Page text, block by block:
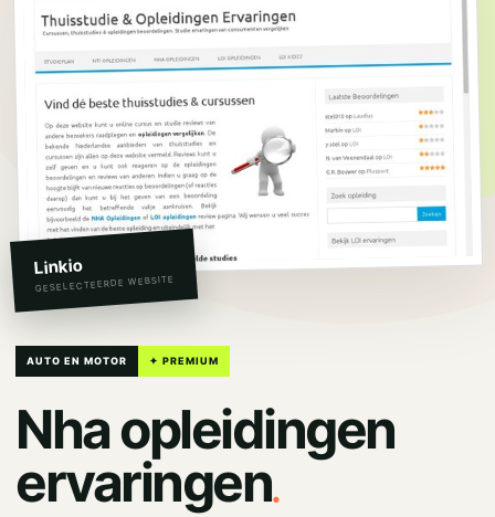
Linkio
GESELECTEERDE WEBSITE
AUTO EN MOTOR ✦ PREMIUM
Nha opleidingen
ervaringen.